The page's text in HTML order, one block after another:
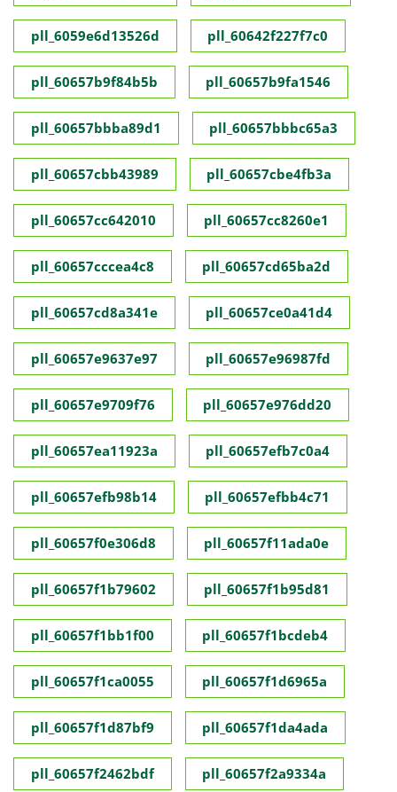
pll_6059e6d13526d pll_60642f227f7c0
pll_60657b9f84b5b pll_60657b9fa1546
pll_60657bbba89d1 pll_60657bbbc65a3
pll_60657cbb43989 pll_60657cbe4fb3a
pll_60657cc642010 pll_60657cc8260e1
pll_60657cccea4c8 pll_60657cd65ba2d
pll_60657cd8a341e pll_60657ce0a41d4
pll_60657e9637e97 pll_60657e96987fd
pll_60657e9709f76 pll_60657e976dd20
pll_60657ea11923a pll_60657efb7c0a4
pll_60657efb98b14 pll_60657efbb4c71
pll_60657f0e306d8 pll_60657f11ada0e
pll_60657f1b79602 pll_60657f1b95d81
pll_60657f1bb1f00 pll_60657f1bcdeb4
pll_60657f1ca0055 pll_60657f1d6965a
pll_60657f1d87bf9 pll_60657f1da4ada
pll_60657f2462bdf pll_60657f2a9334a